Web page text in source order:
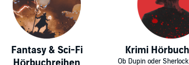
Fantasy & Sci-Fi
Krimi
Ob Dupin oder